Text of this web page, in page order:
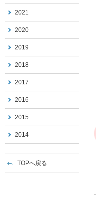
2021
2020
2019
2018
2017
2016
2015
2014
TOPへ戻る